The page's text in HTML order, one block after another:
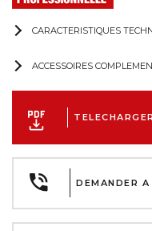
CARACTERISTIQUES
ACCESSOIRES
DEMANDER